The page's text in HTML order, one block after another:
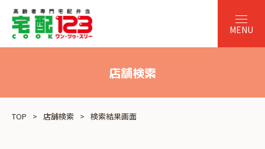
店舗検索
TOP 店舗検索 検索結果画面